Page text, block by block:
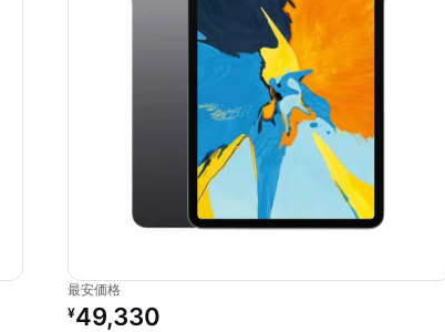
最安価格
リファービッシュ品の価格：
¥49,330